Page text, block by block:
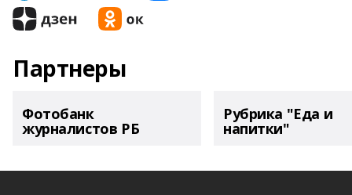
Партнеры
Фотобанк
журналистов РБ
Рубрика "Еда и
напитки"